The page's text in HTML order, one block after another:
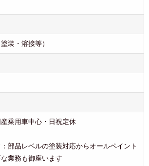
装・溶接等）
産乗用車中心・日祝定休
部品レベルの塗装対応からオールペイント
業務も御座います